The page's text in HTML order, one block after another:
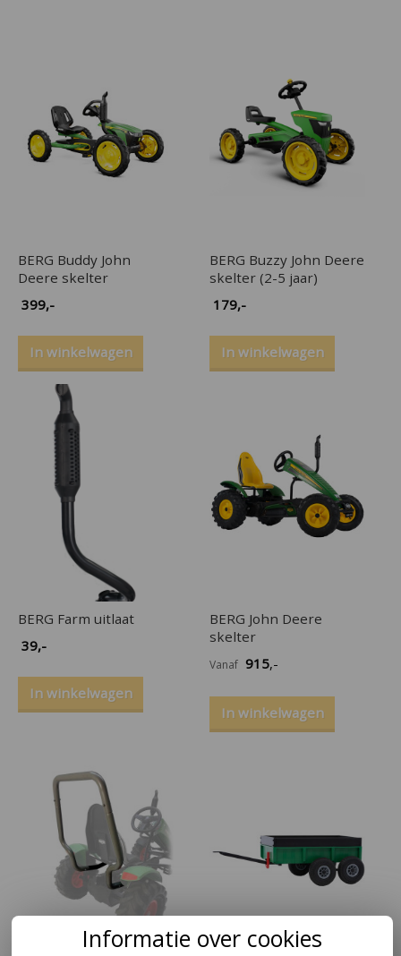
BERG Buddy John
Deere skelter
399,-
In winkelwagen
BERG Buzzy John Deere
skelter (2-5 jaar)
179,-
In winkelwagen
BERG Farm uitlaat
39,-
In winkelwagen
BERG John Deere
skelter
Vanaf 915,-
In winkelwagen
Informatie over cookies